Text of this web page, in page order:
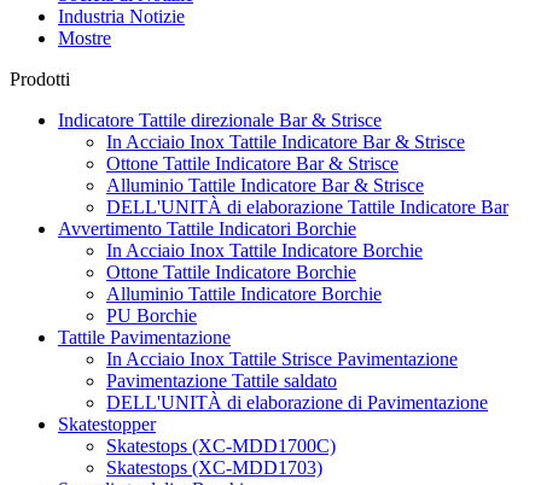
Industria Notizie
Mostre
Prodotti
Indicatore Tattile direzionale Bar & Strisce
In Acciaio Inox Tattile Indicatore Bar & Strisce
Ottone Tattile Indicatore Bar & Strisce
Alluminio Tattile Indicatore Bar & Strisce
DELL'UNITÀ di elaborazione Tattile Indicatore Bar
Avvertimento Tattile Indicatori Borchie
In Acciaio Inox Tattile Indicatore Borchie
Ottone Tattile Indicatore Borchie
Alluminio Tattile Indicatore Borchie
PU Borchie
Tattile Pavimentazione
In Acciaio Inox Tattile Strisce Pavimentazione
Pavimentazione Tattile saldato
DELL'UNITÀ di elaborazione di Pavimentazione
Skatestopper
Skatestops (XC-MDD1700C)
Skatestops (XC-MDD1703)